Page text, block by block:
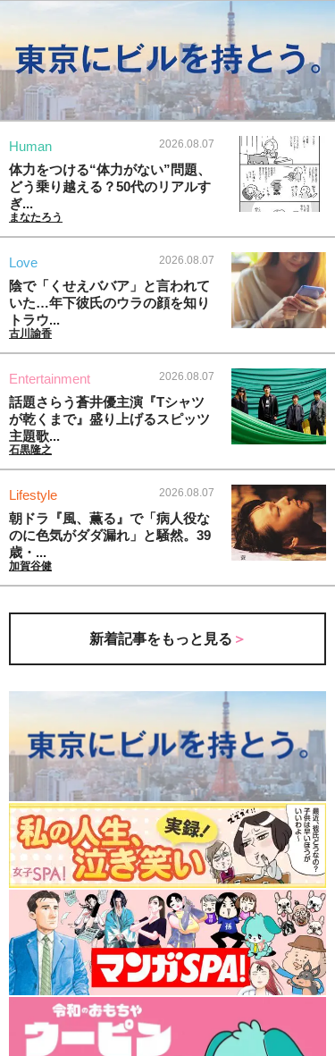
Human 2026.08.07
体力をつける“体力がない”問題、
どう乗り越える？50代のリアルす
ぎ...
まなたろう
Love 2026.08.07
陰で「くせえババア」と言われて
いた…年下彼氏のウラの顔を知り
トラウ...
古川諭香
Entertainment 2026.08.07
話題さらう蒼井優主演『Tシャツ
が乾くまで』盛り上げるスピッツ
主題歌...
石黒隆之
Lifestyle 2026.08.07
朝ドラ『風、薫る』で「病人役な
のに色気がダダ漏れ」と騒然。39
歳・...
加賀谷健
新着記事をもっと見る